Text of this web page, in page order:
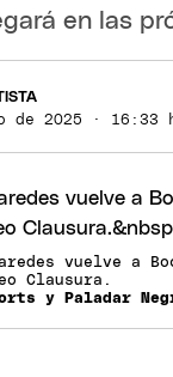
en las
2025 · 16:33
vuelve a
Clausura.
y Paladar